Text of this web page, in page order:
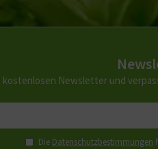
Newsletter und
Die Datenschutzbestimmungen